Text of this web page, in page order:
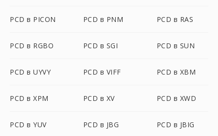
PCD в PICON PCD в PNM PCD в RAS
PCD в RGBO PCD в SGI PCD в SUN
PCD в UYVY PCD в VIFF PCD в XBM
PCD в XPM PCD в XV PCD в XWD
PCD в YUV PCD в JBG PCD в JBIG